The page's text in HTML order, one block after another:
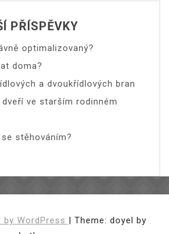
PŘÍSPĚVKY
optimalizovaný?
doma?
a dvoukřídlových bran
ve starším rodinném
stěhováním?
by WordPress | Theme: doyel by